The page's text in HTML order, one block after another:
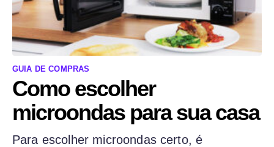
GUIA DE COMPRAS
Como escolher
microondas para sua casa
Para escolher microondas certo, é